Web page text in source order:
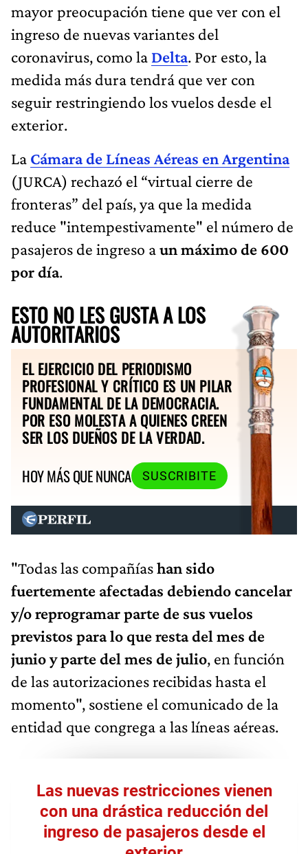
mayor preocupación tiene que ver con el
ingreso de nuevas variantes del
coronavirus, como la Delta. Por esto, la
medida más dura tendrá que ver con
seguir restringiendo los vuelos desde el
exterior.
La Cámara de Líneas Aéreas en Argentina
(JURCA) rechazó el “virtual cierre de
fronteras” del país, ya que la medida
reduce "intempestivamente" el número de
pasajeros de ingreso aun máximo de 600
por día.
ESTO NO LES GUSTA A LOS
AUTORITARIOS
EL EJERCICIO DEL PERIODISMO
PROFESIONAL Y CRÍTICO ES UN PILAR
FUNDAMENTAL DE LA DEMOCRACIA.
POR ESO MOLESTA A QUIENES CREEN
SER LOS DUEÑOS DE LA VERDAD.
HOY MÁS QUE NUNCA
SUSCRIBITE
"Todas las compañíashan sido
fuertemente afectadas debiendo cancelar
y/o reprogramar parte de sus vuelos
previstos para lo que resta del mes de
junio y parte del mes de julio, en función
de las autorizaciones recibidas hasta el
momento", sostiene el comunicado de la
entidad que congrega a las líneas aéreas.
Las nuevas restricciones vienen
con una drástica reducción del
ingreso de pasajeros desde el